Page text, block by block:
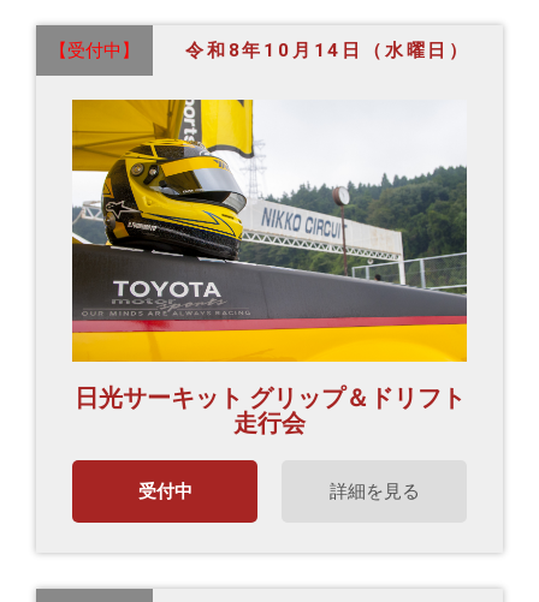
【受付中】 令和8年10月14日（水曜日）
日光サーキット グリップ＆ドリフト
走行会
受付中 詳細を見る